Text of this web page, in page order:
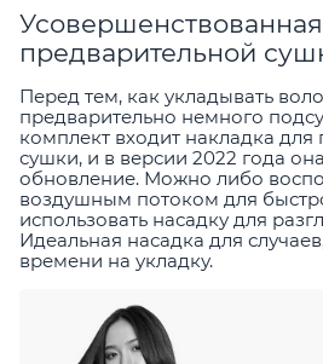
предварительной
Перед тем, как укладывать
предварительно немного
комплект входит накладка для
сушки, и в версии 2022 года
обновление. Можно либо
воздушным потоком для
использовать насадку для
Идеальная насадка для
времени на укладку.